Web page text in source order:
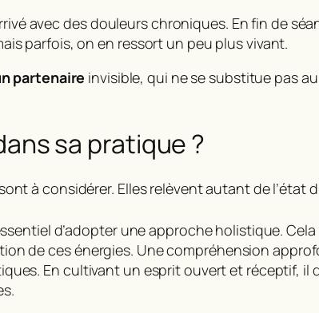
avec des douleurs chroniques. En fin de
parfois, on en ressort un peu plus vivant.
partenaire invisible, qui ne se substitue pas
sa pratique ?
à considérer. Elles relèvent autant de l’état
d’adopter une approche holistique.
de ces énergies. Une compréhension
En cultivant un esprit ouvert et réceptif, il